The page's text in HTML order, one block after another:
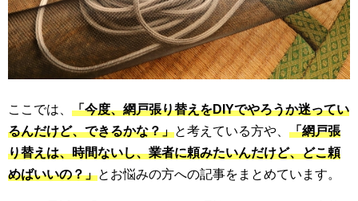
ここでは、 「今度、網戸張り替えをDIYでやろうか迷ってい
るんだけど、できるかな？」と考えている方や、 「網戸張
り替えは、時間ないし、業者に頼みたいんだけど、どこ頼
めばいいの？」とお悩みの方への記事をまとめています。